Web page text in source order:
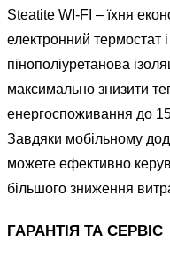
Steatite WI-FI – їхня
електронний термостат
пінополіуретанова
максимально знизити
енергоспоживання до
Завдяки мобільному
можете ефективно
більшого зниження
ГАРАНТІЯ ТА СЕРВІС